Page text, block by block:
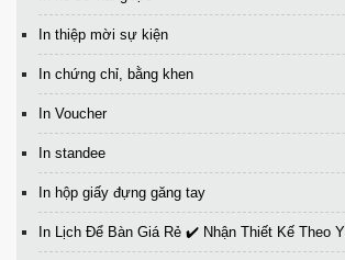
In thiệp mời sự kiện
In chứng chỉ, bằng khen
In Voucher
In standee
In hộp giấy đựng găng tay
In Lịch Để Bàn Giá Rẻ ✔️ Nhận Thiết Kế Theo